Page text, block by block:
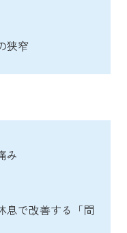
狭窄
み
息で改善する「間